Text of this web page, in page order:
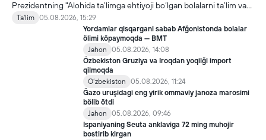
Prezidentning "Alohida ta’limga ehtiyoji bo‘lgan bolalarni ta’lim va
ijtimoiy xizmatlar bilan qamrab olish tizimini takomillashtirish
bo‘yicha qo‘shimcha chora-tadbirlar to‘g‘risida"gi qarori bilan
inklyuziv ta’lim sohasida qator yangi mexanizmlar joriy etilmoqda.
Ta'lim 05.08.2026, 15:29
Yordamlar qisqargani sabab Afğonistonda bolalar
ölimi köpaymoqda — BMT
Jahon
05.08.2026, 14:08
Özbekiston Gruziya va Iroqdan yoqilği import
qilmoqda
Oʻzbekiston
05.08.2026, 11:24
Ğazo uruşidagi eng yirik ommaviy janoza marosimi
bölib ötdi
Jahon
05.08.2026, 09:46
Ispaniyaning Seuta anklaviga 72 ming muhojir
bostirib kirgan